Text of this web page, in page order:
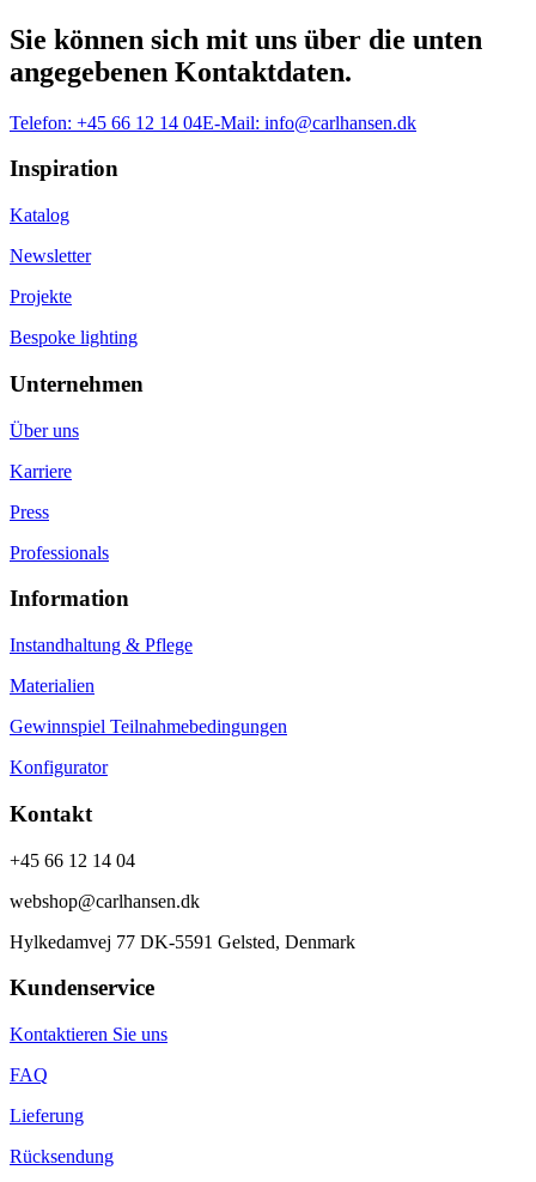
Sie können sich mit uns über die unten
angegebenen Kontaktdaten.
Telefon: +45 66 12 14 04E-Mail: info@carlhansen.dk
Inspiration
Katalog
Newsletter
Projekte
Bespoke lighting
Unternehmen
Über uns
Karriere
Press
Professionals
Information
Instandhaltung & Pflege
Materialien
Gewinnspiel Teilnahmebedingungen
Konfigurator
Kontakt
+45 66 12 14 04
webshop@carlhansen.dk
Hylkedamvej 77 DK-5591 Gelsted, Denmark
Kundenservice
Kontaktieren Sie uns
FAQ
Lieferung
Rücksendung